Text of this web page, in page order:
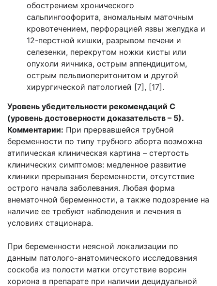
обострением хронического
сальпингоофорита, аномальным маточным
кровотечением, перфорацией язвы желудка и
12-перстной кишки, разрывом печени и
селезенки, перекрутом ножки кисты или
опухоли яичника, острым аппендицитом,
острым пельвиоперитонитом и другой
хирургической патологией [7], [17].
Уровень убедительности рекомендаций С
(уровень достоверности доказательств – 5).
Комментарии: При прервавшейся трубной
беременности по типу трубного аборта возможна
атипическая клиническая картина – стертость
клинических симптомов: медленное развитие
клиники прерывания беременности, отсутствие
острого начала заболевания. Любая форма
внематочной беременности, а также подозрение на
наличие ее требуют наблюдения и лечения в
условиях стационара.
При беременности неясной локализации по
данным патолого-анатомического исследования
соскоба из полости матки отсутствие ворсин
хориона в препарате при наличии децидуальной